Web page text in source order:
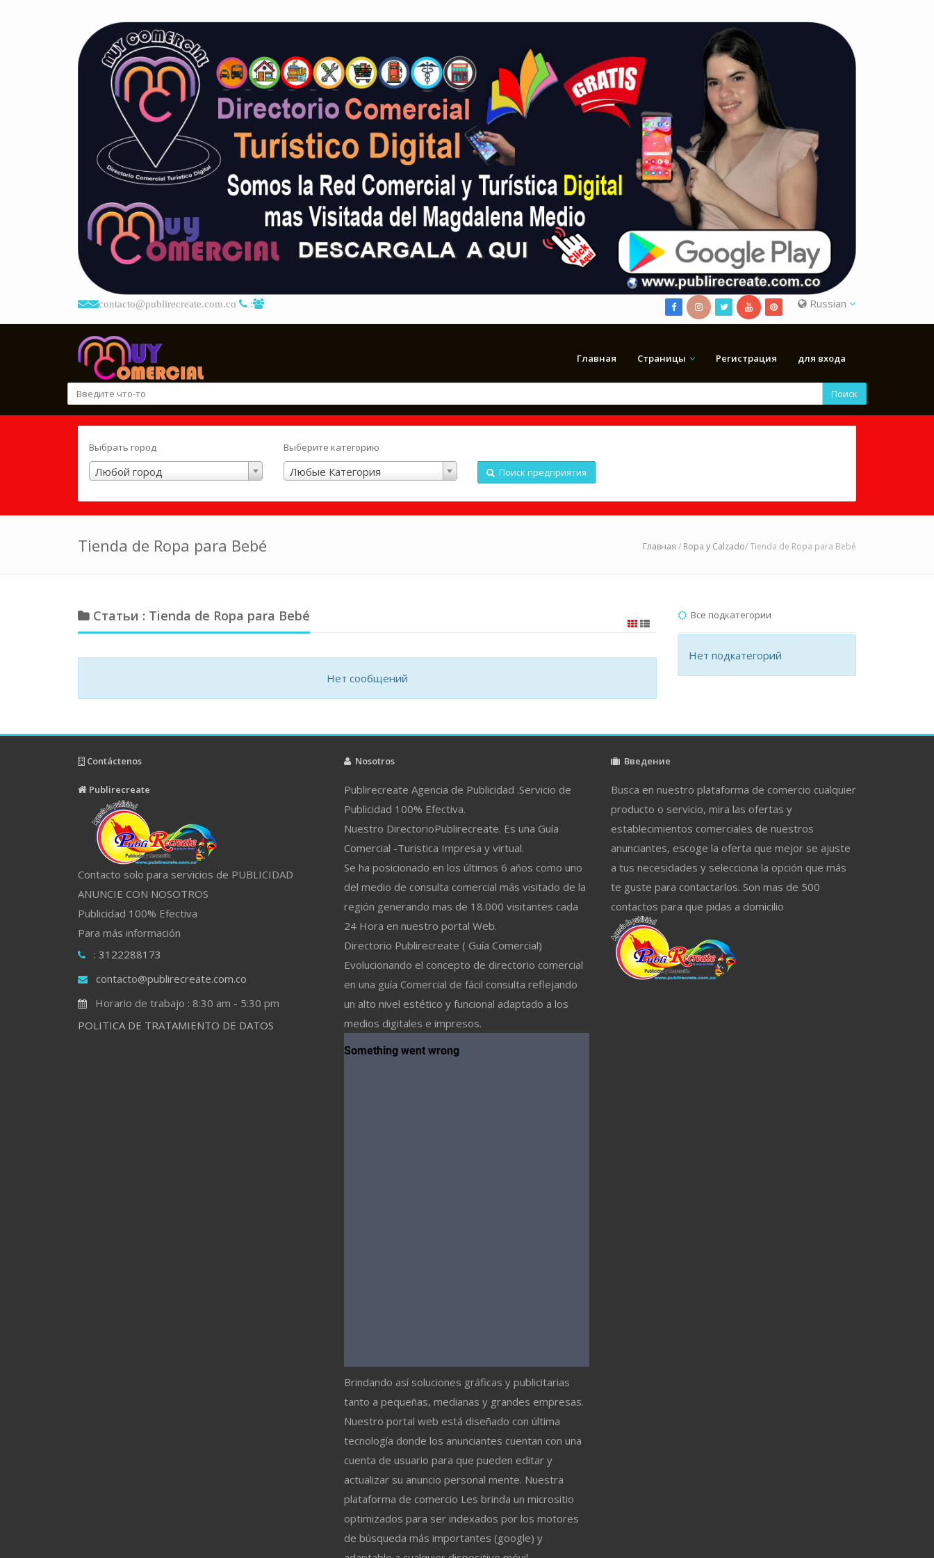
contacto@publirecreate.com.co : Russian
Главная Страницы Регистрация для входа
Поиск
Выбрать город
Любой город
Выберите категорию
Любые Категория Поиск предприятия
Tienda de Ropa para Bebé Главная / Ropa y Calzado/ Tienda de Ropa para Bebé
Статьи : Tienda de Ropa para Bebé
Нет сообщений
Все подкатегории
Нет подкатегорий
Contáctenos
Publirecreate
Contacto solo para servicios de PUBLICIDAD
ANUNCIE CON NOSOTROS
Publicidad 100% Efectiva
Para más información
: 3122288173
contacto@publirecreate.com.co
Horario de trabajo : 8:30 am - 5:30 pm
POLITICA DE TRATAMIENTO DE DATOS
Nosotros
Publirecreate Agencia de Publicidad .Servicio de
Publicidad 100% Efectiva.
Nuestro DirectorioPublirecreate. Es una Guía
Comercial -Turistica Impresa y virtual.
Se ha posicionado en los últimos 6 años como uno
del medio de consulta comercial más visitado de la
región generando mas de 18.000 visitantes cada
24 Hora en nuestro portal Web.
Directorio Publirecreate ( Guía Comercial)
Evolucionando el concepto de directorio comercial
en una guía Comercial de fácil consulta reflejando
un alto nivel estético y funcional adaptado a los
medios digitales e impresos.
Brindando así soluciones gráficas y publicitarias
tanto a pequeñas, medianas y grandes empresas.
Nuestro portal web está diseñado con última
tecnología donde los anunciantes cuentan con una
cuenta de usuario para que pueden editar y
actualizar su anuncio personal mente. Nuestra
plataforma de comercio Les brinda un micrositio
optimizados para ser indexados por los motores
de búsqueda más importantes (google) y
Введение
Busca en nuestro plataforma de comercio cualquier
producto o servicio, mira las ofertas y
establecimientos comerciales de nuestros
anunciantes, escoge la oferta que mejor se ajuste
a tus necesidades y selecciona la opción que más
te guste para contactarlos. Son mas de 500
contactos para que pidas a domicilio